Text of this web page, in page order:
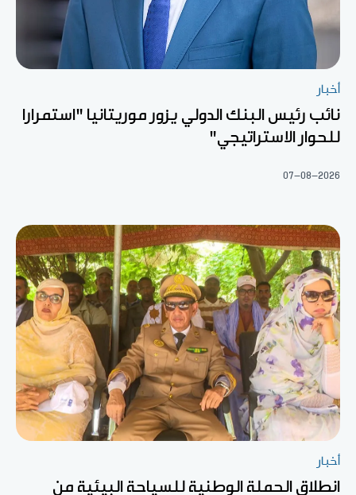
أخبار
نائب رئيس البنك الدولي يزور موريتانيا "استمرارا
للحوار الاستراتيجي"
07-08-2026
أخبار
انطلاق الحملة الوطنية للسياحة البيئية من